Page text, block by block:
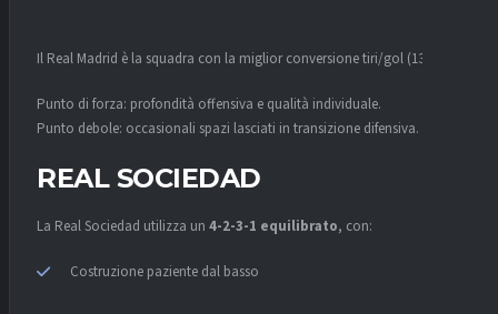
Il Real Madrid è la squadra con la miglior conversione tiri/gol (13,4%).
Punto di forza: profondità offensiva e qualità individuale.
Punto debole: occasionali spazi lasciati in transizione difensiva.
REAL SOCIEDAD
La Real Sociedad utilizza un 4-2-3-1 equilibrato, con:
Costruzione paziente dal basso